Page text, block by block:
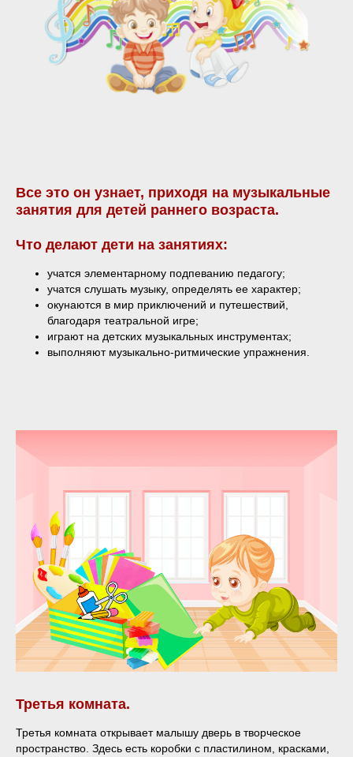
Все это он узнает, приходя на музыкальные
занятия для детей раннего возраста.
Что делают дети на занятиях:
учатся элементарному подпеванию педагогу;
учатся слушать музыку, определять ее характер;
окунаются в мир приключений и путешествий,
благодаря театральной игре;
играют на детских музыкальных инструментах;
выполняют музыкально-ритмические упражнения.
Третья комната.
Третья комната открывает малышу дверь в творческое
пространство. Здесь есть коробки с пластилином, красками,